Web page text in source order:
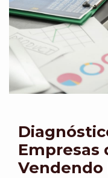
Empresas
Vendendo